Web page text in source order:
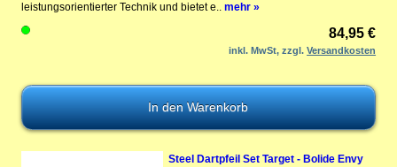
leistungsorientierter Technik und bietet e.. mehr »
84,95 €
inkl. MwSt, zzgl.Versandkosten
Steel Dartpfeil Set Target - Bolide Envy